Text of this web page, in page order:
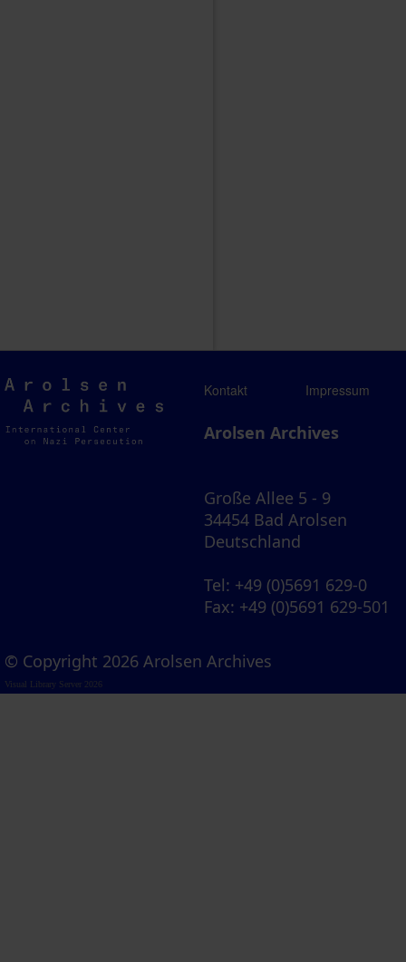
Arolsen
Archives
Kontakt Impressum
Arolsen Archives
Große Allee 5 - 9
34454 Bad Arolsen
Deutschland
Tel: +49 (0)5691 629-0
Fax: +49 (0)5691 629-501
© Copyright 2026 Arolsen Archives
Visual Library Server 2026